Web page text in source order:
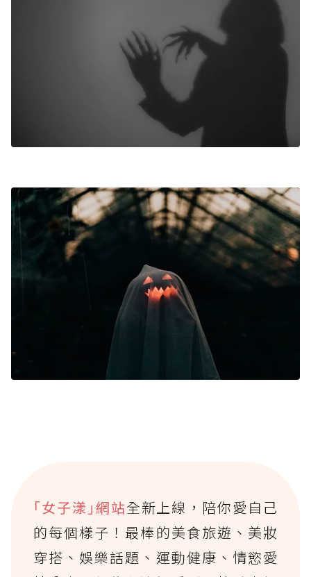
｢女子漾｣網站全新上線，陪你愛自己
的每個樣子！最棒的美食旅遊、美妝
穿搭、娛樂話題、運動健康、情慾愛